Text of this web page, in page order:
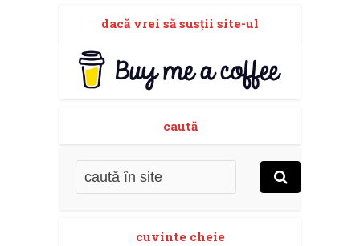
dacă vrei să susţii site-ul
caută
cuvinte cheie